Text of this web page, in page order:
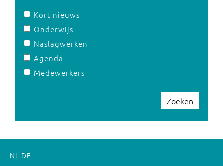
Kort nieuws
Onderwijs
Naslagwerken
Agenda
Medewerkers
Zoeken
NL DE